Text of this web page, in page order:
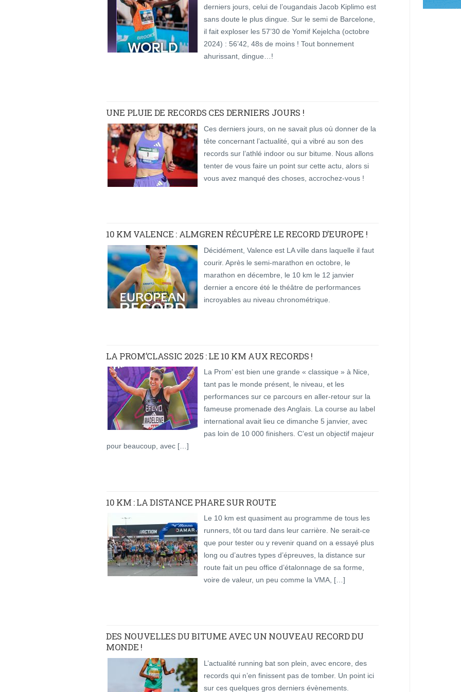
derniers jours, celui de l’ougandais Jacob Kiplimo est
sans doute le plus dingue. Sur le semi de Barcelone,
il fait exploser les 57’30 de Yomif Kejelcha (octobre
2024) : 56’42, 48s de moins ! Tout bonnement
ahurissant, dingue…!
UNE PLUIE DE RECORDS CES DERNIERS JOURS !
Ces derniers jours, on ne savait plus où donner de la
tête concernant l’actualité, qui a vibré au son des
records sur l’athlé indoor ou sur bitume. Nous allons
tenter de vous faire un point sur cette actu, alors si
vous avez manqué des choses, accrochez-vous !
10 KM VALENCE : ALMGREN RÉCUPÈRE LE RECORD D’EUROPE !
Décidément, Valence est LA ville dans laquelle il faut
courir. Après le semi-marathon en octobre, le
marathon en décembre, le 10 km le 12 janvier
dernier a encore été le théâtre de performances
incroyables au niveau chronométrique.
LA PROM’CLASSIC 2025 : LE 10 KM AUX RECORDS !
La Prom’ est bien une grande « classique » à Nice,
tant pas le monde présent, le niveau, et les
performances sur ce parcours en aller-retour sur la
fameuse promenade des Anglais. La course au label
international avait lieu ce dimanche 5 janvier, avec
pas loin de 10 000 finishers. C’est un objectif majeur
pour beaucoup, avec […]
10 KM : LA DISTANCE PHARE SUR ROUTE
Le 10 km est quasiment au programme de tous les
runners, tôt ou tard dans leur carrière. Ne serait-ce
que pour tester ou y revenir quand on a essayé plus
long ou d’autres types d’épreuves, la distance sur
route fait un peu office d’étalonnage de sa forme,
voire de valeur, un peu comme la VMA, […]
DES NOUVELLES DU BITUME AVEC UN NOUVEAU RECORD DU
MONDE !
L’actualité running bat son plein, avec encore, des
records qui n’en finissent pas de tomber. Un point ici
sur ces quelques gros derniers évènements.